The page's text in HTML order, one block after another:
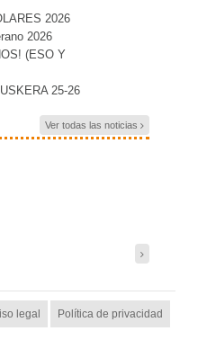
2026
2026
(ESO Y
25-26
Ver todas las noticias
legal Política de privacidad